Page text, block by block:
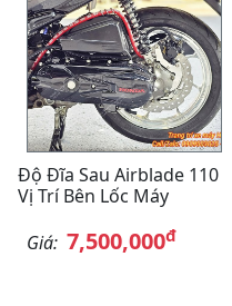
Độ Đĩa Sau Airblade 110
Vị Trí Bên Lốc Máy
Giá: 7,500,000đ